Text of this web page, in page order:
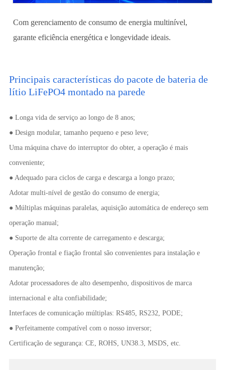
Com gerenciamento de consumo de energia multinível,
garante eficiência energética e longevidade ideais.
Principais características do pacote de bateria de
lítio LiFePO4 montado na parede
● Longa vida de serviço ao longo de 8 anos;
● Design modular, tamanho pequeno e peso leve;
Uma máquina chave do interruptor do obter, a operação é mais
conveniente;
● Adequado para ciclos de carga e descarga a longo prazo;
Adotar multi-nível de gestão do consumo de energia;
● Múltiplas máquinas paralelas, aquisição automática de endereço sem
operação manual;
● Suporte de alta corrente de carregamento e descarga;
Operação frontal e fiação frontal são convenientes para instalação e
manutenção;
Adotar processadores de alto desempenho, dispositivos de marca
internacional e alta confiabilidade;
Interfaces de comunicação múltiplas: RS485, RS232, PODE;
● Perfeitamente compatível com o nosso inversor;
Certificação de segurança: CE, ROHS, UN38.3, MSDS, etc.